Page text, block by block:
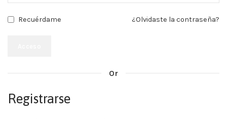
Recuérdame ¿Olvidaste la contraseña?
Or
Registrarse